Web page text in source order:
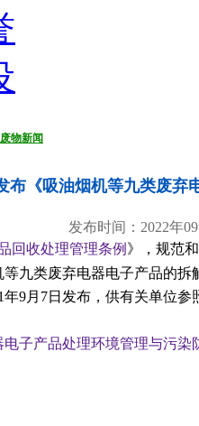
物新闻
布《吸油烟机等九类废弃
发布时间：2022年
回收处理管理条例 》，规范
九类废弃电器电子产品的
9月7日发布，供有关单位参
子产品处理环境管理与污染